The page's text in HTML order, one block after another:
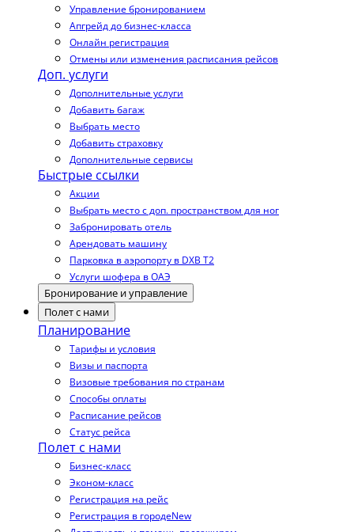
Управление бронированием
Апгрейд до бизнес-класса
Онлайн регистрация
Отмены или изменения расписания рейсов
Доп. услуги
Дополнительные услуги
Добавить багаж
Выбрать место
Добавить страховку
Дополнительные сервисы
Быстрые ссылки
Акции
Выбрать место с доп. пространством для ног
Забронировать отель
Арендовать машину
Парковка в аэропорту в DXB T2
Услуги шофера в ОАЭ
Бронирование и управление
Полет с нами
Планирование
Тарифы и условия
Визы и паспорта
Визовые требования по странам
Способы оплаты
Расписание рейсов
Статус рейса
Полет с нами
Бизнес-класс
Эконом-класс
Регистрация на рейс
Регистрация в городеNew